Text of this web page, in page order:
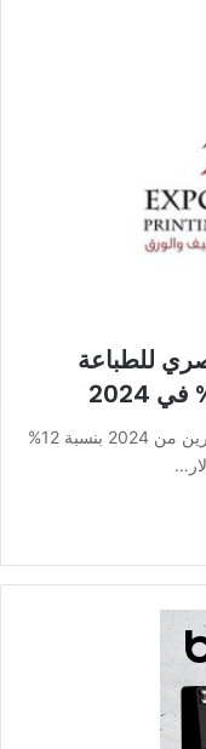
للطباعة
أعلن ECPP عن زيادة الصادرات خلال أول شهرين من 2024 بنسبة 12%